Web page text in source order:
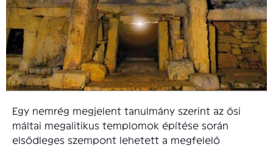
Egy nemrég megjelent tanulmány szerint az ősi
máltai megalitikus templomok építése során
elsődleges szempont lehetett a megfelelő